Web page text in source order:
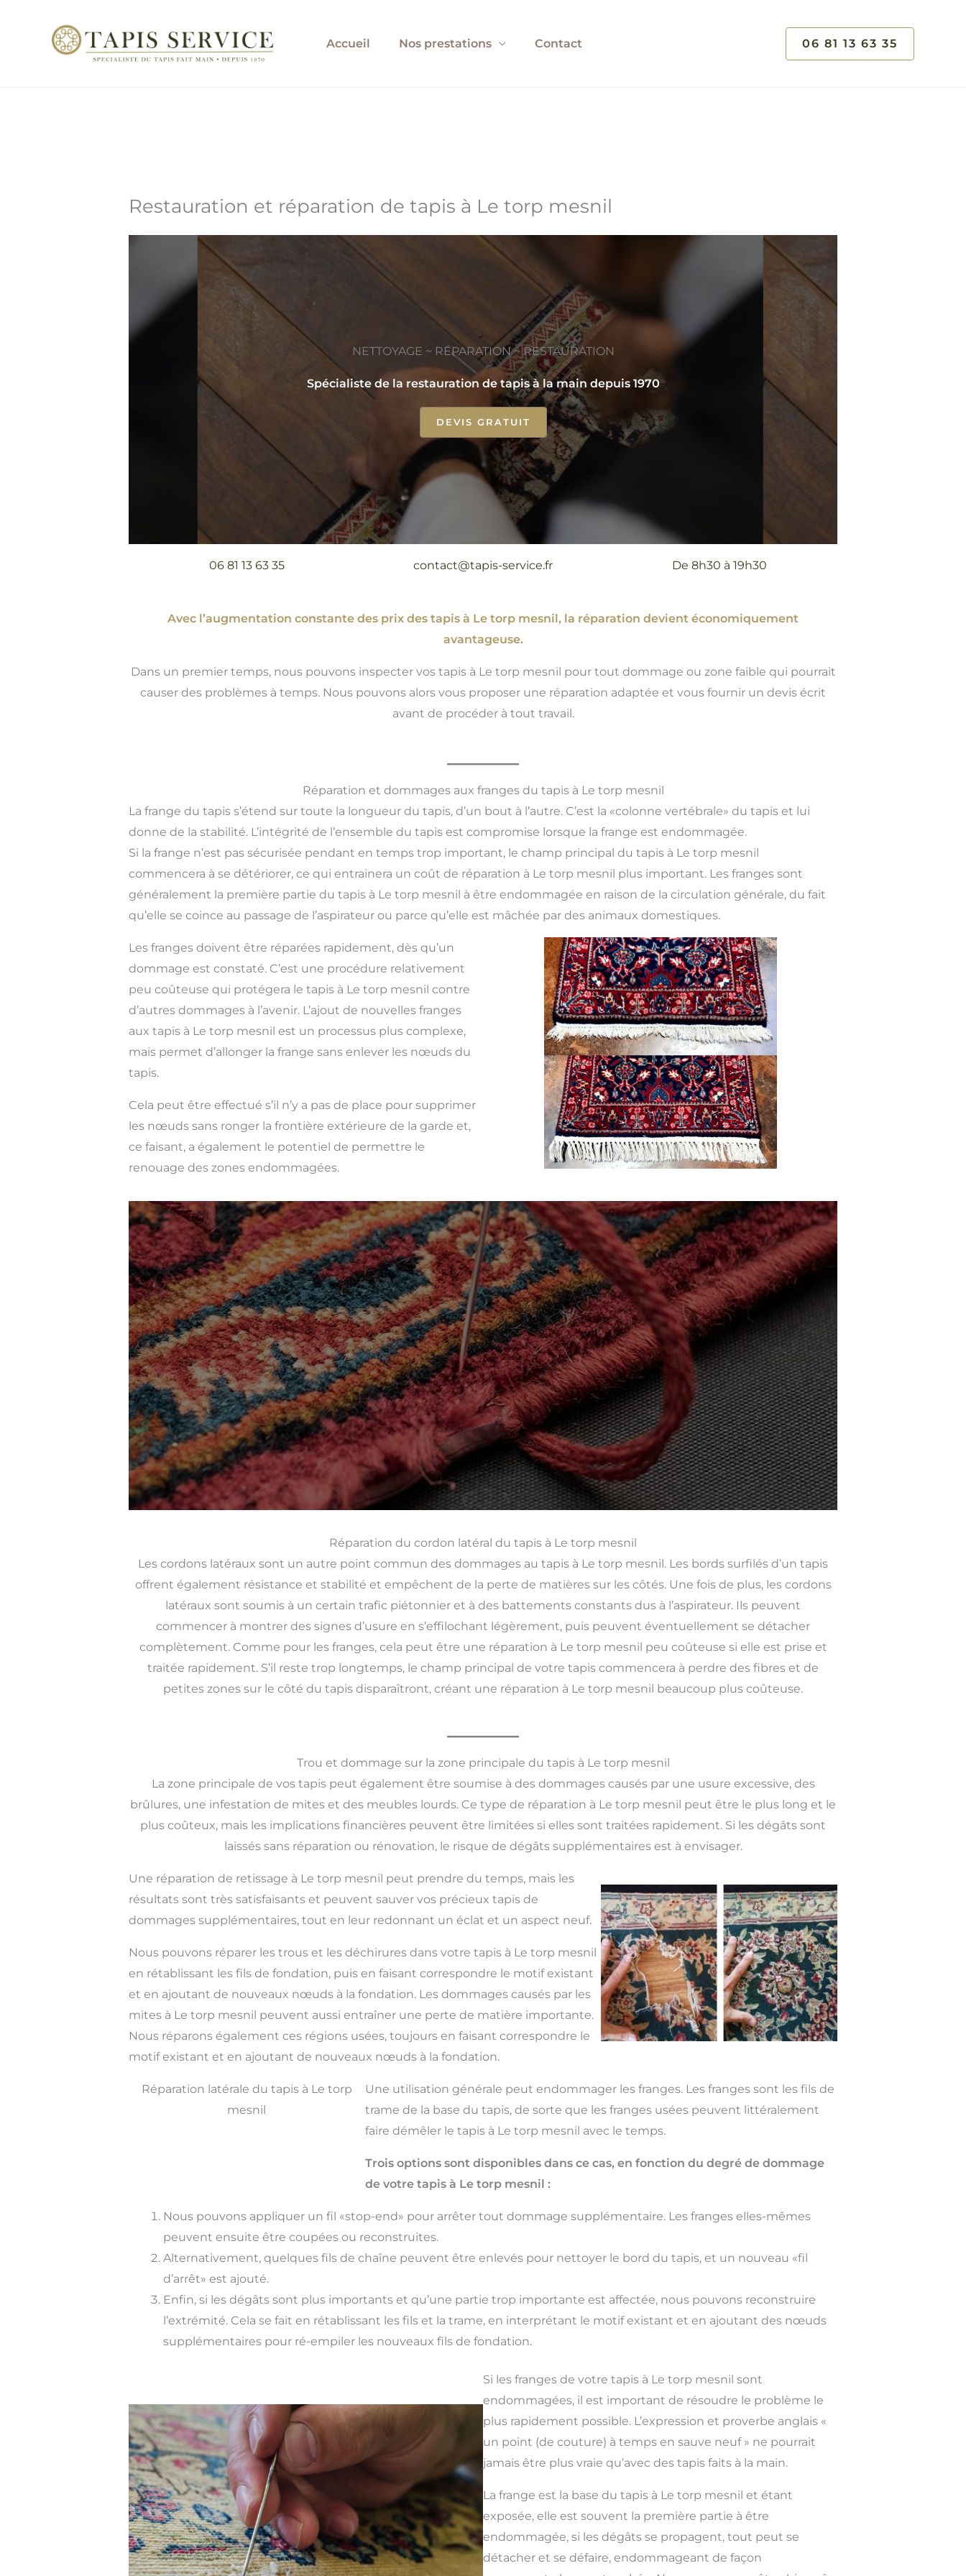
Accueil Nos prestations Contact 06 81 13 63 35
Restauration et réparation de tapis à Le torp mesnil
NETTOYAGE ~ RÉPARATION ~ RESTAURATION
Spécialiste de la restauration de tapis à la main depuis 1970
DEVIS GRATUIT
06 81 13 63 35 contact@tapis-service.fr De 8h30 à 19h30
Avec l’augmentation constante des prix des tapis à Le torp mesnil, la réparation devient économiquement
avantageuse.
Dans un premier temps, nous pouvons inspecter vos tapis à Le torp mesnil pour tout dommage ou zone faible qui pourrait
causer des problèmes à temps. Nous pouvons alors vous proposer une réparation adaptée et vous fournir un devis écrit
avant de procéder à tout travail.
Réparation et dommages aux franges du tapis à Le torp mesnil
La frange du tapis s’étend sur toute la longueur du tapis, d’un bout à l’autre. C’est la «colonne vertébrale» du tapis et lui
donne de la stabilité. L’intégrité de l’ensemble du tapis est compromise lorsque la frange est endommagée.
Si la frange n’est pas sécurisée pendant en temps trop important, le champ principal du tapis à Le torp mesnil
commencera à se détériorer, ce qui entrainera un coût de réparation à Le torp mesnil plus important.Les franges sont
généralement la première partie du tapis à Le torp mesnil à être endommagée en raison de la circulation générale, du fait
qu’elle se coince au passage de l’aspirateur ou parce qu’elle est mâchée par des animaux domestiques.
Les franges doivent être réparées rapidement, dès qu’un
dommage est constaté. C’est une procédure relativement
peu coûteuse qui protégera le tapis à Le torp mesnil contre
d’autres dommages à l’avenir. L’ajout de nouvelles franges
aux tapis à Le torp mesnil est un processus plus complexe,
mais permet d’allonger la frange sans enlever les nœuds du
tapis.
Cela peut être effectué s’il n’y a pas de place pour supprimer
les nœuds sans ronger la frontière extérieure de la garde et,
ce faisant, a également le potentiel de permettre le
renouage des zones endommagées.
Réparation du cordon latéral du tapis à Le torp mesnil
Les cordons latéraux sont un autre point commun des dommages au tapis à Le torp mesnil. Les bords surfilés d’un tapis
offrent également résistance et stabilité et empêchent de la perte de matières sur les côtés. Une fois de plus, les cordons
latéraux sont soumis à un certain trafic piétonnier et à des battements constants dus à l’aspirateur. Ils peuvent
commencer à montrer des signes d’usure en s’effilochant légèrement, puis peuvent éventuellement se détacher
complètement. Comme pour les franges, cela peut être une réparation à Le torp mesnil peu coûteuse si elle est prise et
traitée rapidement. S’il reste trop longtemps, le champ principal de votre tapis commencera à perdre des fibres et de
petites zones sur le côté du tapis disparaîtront, créant une réparation à Le torp mesnil beaucoup plus coûteuse.
Trou et dommage sur la zone principale du tapis à Le torp mesnil
La zone principale de vos tapis peut également être soumise à des dommages causés par une usure excessive, des
brûlures, une infestation de mites et des meubles lourds. Ce type de réparation à Le torp mesnil peut être le plus long et le
plus coûteux, mais les implications financières peuvent être limitées si elles sont traitées rapidement. Si les dégâts sont
laissés sans réparation ou rénovation, le risque de dégâts supplémentaires est à envisager.
Une réparation de retissage à Le torp mesnil peut prendre du temps, mais les
résultats sont très satisfaisants et peuvent sauver vos précieux tapis de
dommages supplémentaires, tout en leur redonnant un éclat et un aspect neuf.
Nous pouvons réparer les trous et les déchirures dans votre tapis à Le torp mesnil
en rétablissant les fils de fondation, puis en faisant correspondre le motif existant
et en ajoutant de nouveaux nœuds à la fondation. Les dommages causés par les
mites à Le torp mesnil peuvent aussi entraîner une perte de matière importante.
Nous réparons également ces régions usées, toujours en faisant correspondre le
motif existant et en ajoutant de nouveaux nœuds à la fondation.
Réparation latérale du tapis à Le torp
mesnil
Une utilisation générale peut endommager les franges. Les franges sont les fils de
trame de la base du tapis, de sorte que les franges usées peuvent littéralement
faire démêler le tapis à Le torp mesnil avec le temps.
Trois options sont disponibles dans ce cas, en fonction du degré de dommage
de votre tapis à Le torp mesnil :
Nous pouvons appliquer un fil «stop-end» pour arrêter tout dommage supplémentaire. Les franges elles-mêmes
peuvent ensuite être coupées ou reconstruites.
Alternativement, quelques fils de chaîne peuvent être enlevés pour nettoyer le bord du tapis, et un nouveau «fil
d’arrêt» est ajouté.
Enfin, si les dégâts sont plus importants et qu’une partie trop importante est affectée, nous pouvons reconstruire
l’extrémité. Cela se fait en rétablissant les fils et la trame, en interprétant le motif existant et en ajoutant des nœuds
supplémentaires pour ré-empiler les nouveaux fils de fondation.
Si les franges de votre tapis à Le torp mesnil sont
endommagées, il est important de résoudre le problème le
plus rapidement possible. L’expression et proverbe anglais «
un point (de couture) à temps en sauve neuf » ne pourrait
jamais être plus vraie qu’avec des tapis faits à la main.
La frange est la base du tapis à Le torp mesnil et étant
exposée, elle est souvent la première partie à être
endommagée, si les dégâts se propagent, tout peut se
détacher et se défaire, endommageant de façon